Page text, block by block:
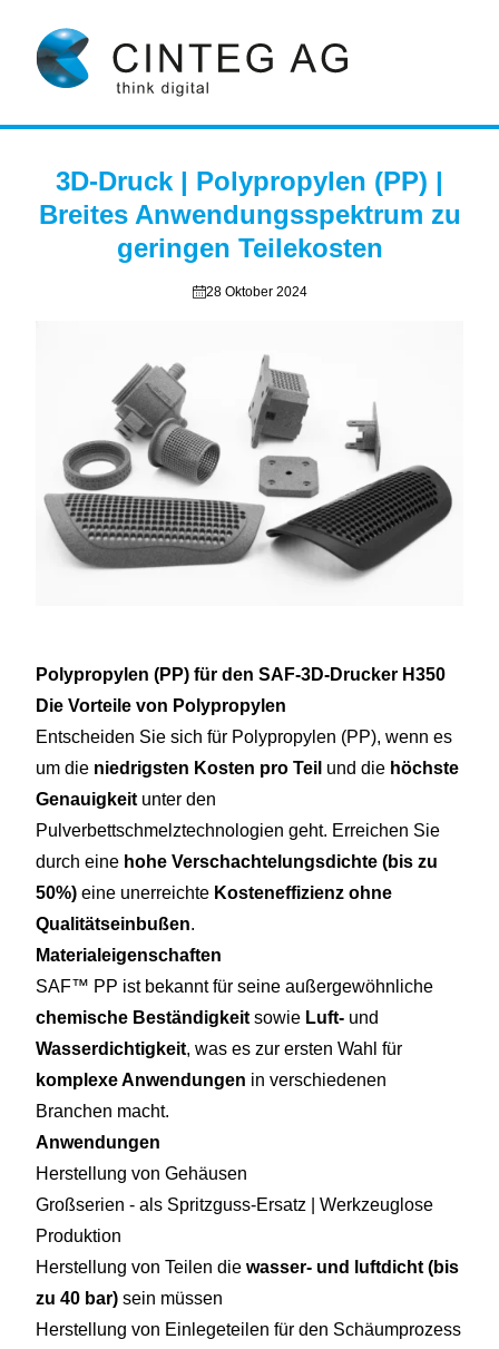
3D-Druck | Polypropylen (PP) |
Breites Anwendungsspektrum zu
geringen Teilekosten
28 Oktober 2024
Polypropylen (PP) für den SAF-3D-Drucker H350
Die Vorteile von Polypropylen
Entscheiden Sie sich für Polypropylen (PP), wenn es
um die niedrigsten Kosten pro Teil und die höchste
Genauigkeit unter den
Pulverbettschmelztechnologien geht. Erreichen Sie
durch eine hohe Verschachtelungsdichte (bis zu
50%) eine unerreichte Kosteneffizienz ohne
Qualitätseinbußen.
Materialeigenschaften
SAF™ PP ist bekannt für seine außergewöhnliche
chemische Beständigkeit sowie Luft- und
Wasserdichtigkeit, was es zur ersten Wahl für
komplexe Anwendungen in verschiedenen
Branchen macht.
Anwendungen
Herstellung von Gehäusen
Großserien - als Spritzguss-Ersatz | Werkzeuglose
Produktion
Herstellung von Teilen die wasser- und luftdicht (bis
zu 40 bar) sein müssen
Herstellung von Einlegeteilen für den Schäumprozess